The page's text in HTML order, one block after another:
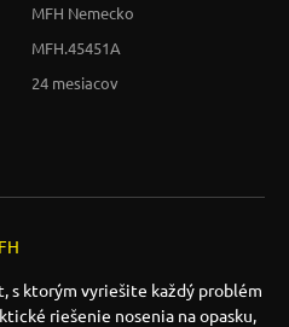
MFH Nemecko
MFH.45451A
24 mesiacov
s ktorým vyriešite každý problém
riešenie nosenia na opasku,